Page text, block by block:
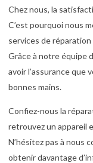
Chez nous, la
C’est pourquoi nous
services de
Grâce à notre équipe
avoir l’assurance que
bonnes mains.
Confiez-nous la
retrouvez un appareil
N’hésitez pas à nous
obtenir davantage